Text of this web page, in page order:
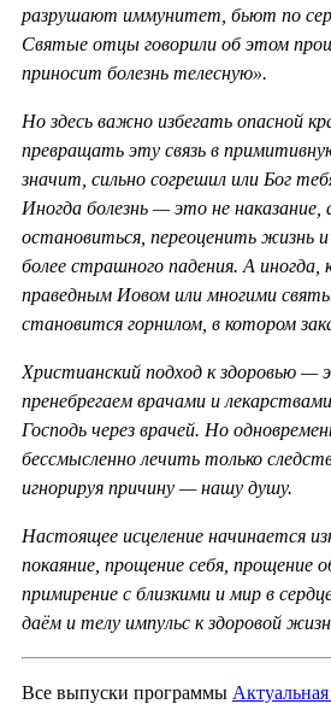
разрушают иммунитет, бьют по
Святые отцы говорили об этом
приносит болезнь телесную».
Но здесь важно избегать опасной
превращать эту связь в
значит, сильно согрешил или Бог
Иногда болезнь — это не наказание,
остановиться, переоценить жизнь
более страшного падения. А иногда,
праведным Иовом или многими
становится горнилом, в котором
Христианский подход к здоровью —
пренебрегаем врачами и
Господь через врачей. Но
бессмысленно лечить только
игнорируя причину — нашу душу.
Настоящее исцеление начинается
покаяние, прощение себя, прощение
примирение с близкими и мир в
даём и телу импульс к здоровой
Все выпуски программы